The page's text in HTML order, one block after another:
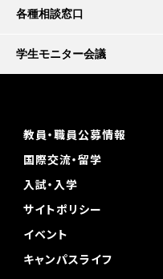
各種相談窓口
学生モニター会議
教員・職員公募情報
国際交流・留学
入試・入学
サイトポリシー
イベント
キャンパスライフ